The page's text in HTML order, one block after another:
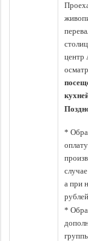
центр
*
а при
*